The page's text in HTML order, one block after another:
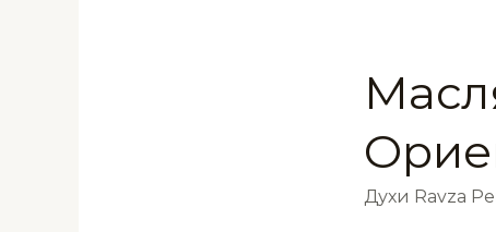
Духи Ravza